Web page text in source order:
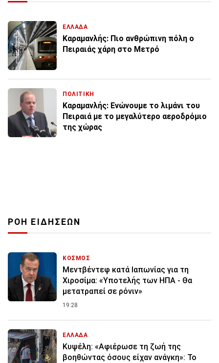
ΕΛΛΑΔΑ
Καραμανλής: Πιο ανθρώπινη πόλη ο
Πειραιάς χάρη στο Μετρό
ΠΟΛΙΤΙΚΗ
Καραμανλής: Ενώνουμε το λιμάνι του
Πειραιά με το μεγαλύτερο αεροδρόμιο
της χώρας
ΡΟΗ ΕΙΔΗΣΕΩΝ
ΚΟΣΜΟΣ
Μεντβέντεφ κατά Ιαπωνίας για τη
Χιροσίμα: «Υποτελής των ΗΠΑ - Θα
μετατραπεί σε ρόνιν»
19:28
ΕΛΛΑΔΑ
Κυψέλη: «Αφιέρωσε τη ζωή της
βοηθώντας όσους είχαν ανάγκη»: Το